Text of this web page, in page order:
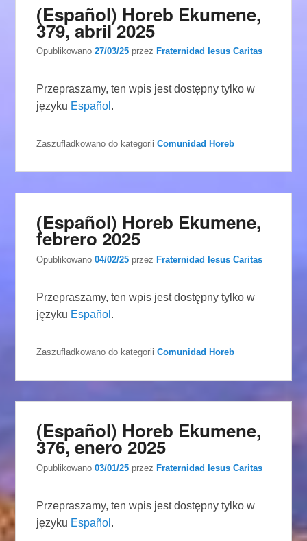
(Español) Horeb Ekumene,
379, abril 2025
Opublikowano27/03/25 przez Fraternidad Iesus Caritas
Przepraszamy, ten wpis jest dostępny tylko w
języku Español .
Zaszufladkowano do kategorii Comunidad Horeb
(Español) Horeb Ekumene,
febrero 2025
Opublikowano04/02/25 przez Fraternidad Iesus Caritas
Przepraszamy, ten wpis jest dostępny tylko w
języku Español .
Zaszufladkowano do kategorii Comunidad Horeb
(Español) Horeb Ekumene,
376, enero 2025
Opublikowano03/01/25 przez Fraternidad Iesus Caritas
Przepraszamy, ten wpis jest dostępny tylko w
języku Español .